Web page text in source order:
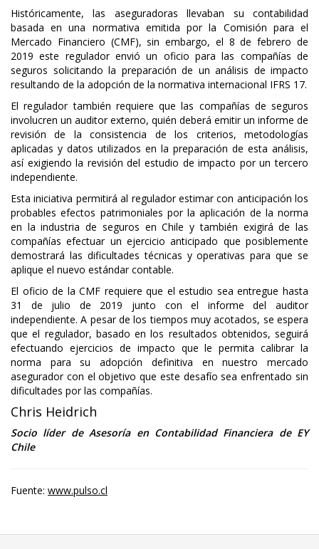
Históricamente, las aseguradoras llevaban su contabilidad
basada en una normativa emitida por la Comisión para el
Mercado Financiero (CMF), sin embargo, el 8 de febrero de
2019 este regulador envió un oficio para las compañías de
seguros solicitando la preparación de un análisis de impacto
resultando de la adopción de la normativa internacional IFRS 17.
El regulador también requiere que las compañías de seguros
involucren un auditor externo, quién deberá emitir un informe de
revisión de la consistencia de los criterios, metodologías
aplicadas y datos utilizados en la preparación de esta análisis,
así exigiendo la revisión del estudio de impacto por un tercero
independiente.
Esta iniciativa permitirá al regulador estimar con anticipación los
probables efectos patrimoniales por la aplicación de la norma
en la industria de seguros en Chile y también exigirá de las
compañías efectuar un ejercicio anticipado que posiblemente
demostrará las dificultades técnicas y operativas para que se
aplique el nuevo estándar contable.
El oficio de la CMF requiere que el estudio sea entregue hasta
31 de julio de 2019 junto con el informe del auditor
independiente. A pesar de los tiempos muy acotados, se espera
que el regulador, basado en los resultados obtenidos, seguirá
efectuando ejercicios de impacto que le permita calibrar la
norma para su adopción definitiva en nuestro mercado
asegurador con el objetivo que este desafío sea enfrentado sin
dificultades por las compañías.
Chris Heidrich
Socio líder de Asesoría en Contabilidad Financiera de EY
Chile
Fuente: www.pulso.cl